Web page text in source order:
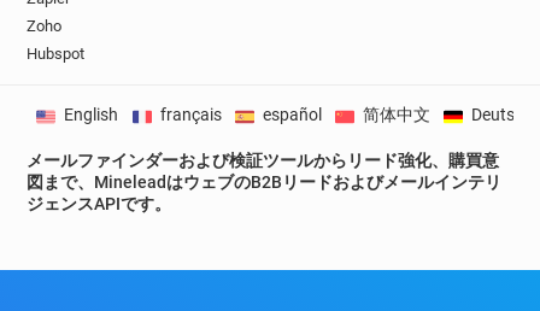
Zoho
Hubspot
メールファインダーおよび検証ツールからリード強化、購買意
図まで、MineleadはウェブのB2Bリードおよびメールインテリ
ジェンスAPIです。
English français español 简体中文 Deutsch